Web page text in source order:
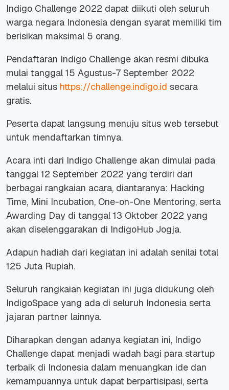
Indigo Challenge 2022 dapat diikuti oleh seluruh
warga negara Indonesia dengan syarat memiliki tim
berisikan maksimal 5 orang.
Pendaftaran Indigo Challenge akan resmi dibuka
mulai tanggal 15 Agustus-7 September 2022
melalui situs https://challenge.indigo.id secara
gratis.
Peserta dapat langsung menuju situs web tersebut
untuk mendaftarkan timnya.
Acara inti dari Indigo Challenge akan dimulai pada
tanggal 12 September 2022 yang terdiri dari
berbagai rangkaian acara, diantaranya: Hacking
Time, Mini Incubation, One-on-One Mentoring, serta
Awarding Day di tanggal 13 Oktober 2022 yang
akan diselenggarakan di IndigoHub Jogja.
Adapun hadiah dari kegiatan ini adalah senilai total
125 Juta Rupiah.
Seluruh rangkaian kegiatan ini juga didukung oleh
IndigoSpace yang ada di seluruh Indonesia serta
jajaran partner lainnya.
Diharapkan dengan adanya kegiatan ini, Indigo
Challenge dapat menjadi wadah bagi para startup
terbaik di Indonesia dalam menuangkan ide dan
kemampuannya untuk dapat berpartisipasi, serta